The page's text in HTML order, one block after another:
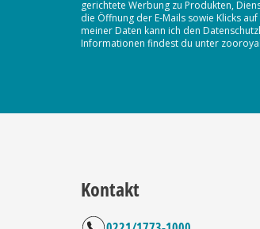
gerichtete Werbung zu Produkten,
die Öffnung der E-Mails sowie Klicks
meiner Daten kann ich den
Informationen findest du unter
Kontakt